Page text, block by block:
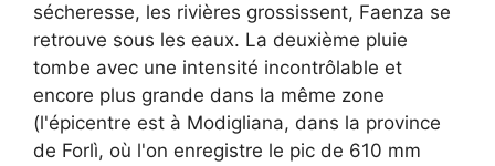
sécheresse, les rivières grossissent, Faenza se
retrouve sous les eaux. La deuxième pluie
tombe avec une intensité incontrôlable et
encore plus grande dans la même zone
(l'épicentre est à Modigliana, dans la province
de Forlì, où l'on enregistre le pic de 610 mm